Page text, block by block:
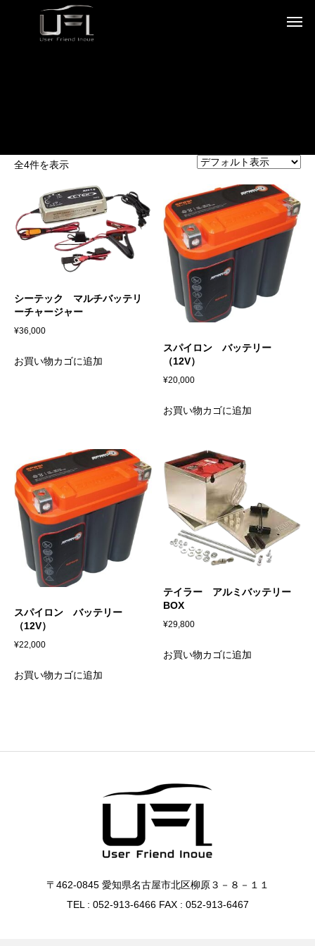
全4件を表示
シーテック マルチバッテリ
ーチャージャー
¥36,000
お買い物カゴに追加
スパイロン バッテリー
（12V）
¥20,000
お買い物カゴに追加
スパイロン バッテリー
（12V）
¥22,000
お買い物カゴに追加
テイラー アルミバッテリー
BOX
¥29,800
お買い物カゴに追加
〒462-0845 愛知県名古屋市北区柳原３－８－１１
TEL : 052-913-6466 FAX : 052-913-6467